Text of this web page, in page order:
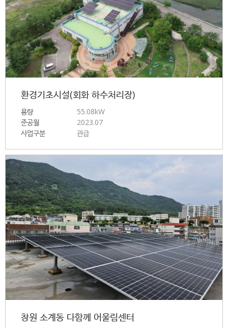
환경기초시설(회화 하수처리장)
용량
55.08kW
준공월
2023.07
사업구분
관급
창원 소계동 다함께 어울림센터